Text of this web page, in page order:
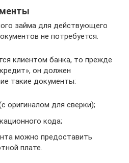
займа для действующего
не потребуется.
клиентом банка, то прежде
он должен
такие документы:
оригиналом для сверки);
кода;
можно предоставить
плате.